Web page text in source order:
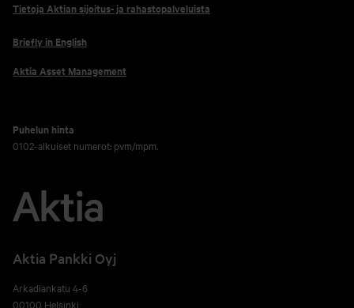
Tietoja Aktian sijoitus- ja rahastopalveluista
Briefly in English
Aktia Asset Management
Puhelun hinta
0102-alkuiset numerot: pvm/mpm.
Aktia Pankki Oyj
Arkadiankatu 4-6
00100 Helsinki